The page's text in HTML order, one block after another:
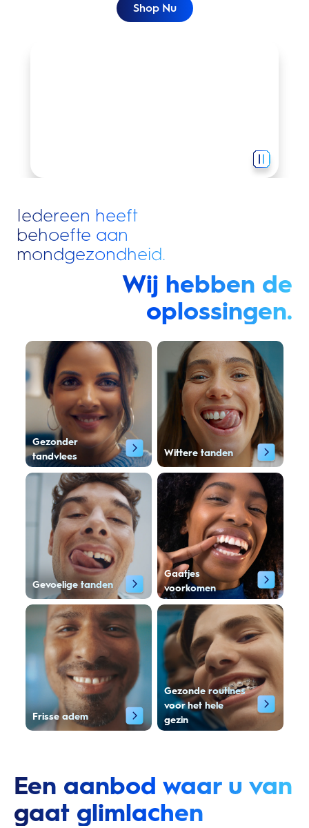
Shop Nu
Iedereen heeft
behoefte aan
mondgezondheid.
Wij hebben de
oplossingen.
Gezonder
tandvlees
Wittere tanden
Gevoelige tanden
Gaatjes
voorkomen
Frisse adem
Gezonde routines
voor het hele
gezin
Een aanbod waar u van
gaat glimlachen